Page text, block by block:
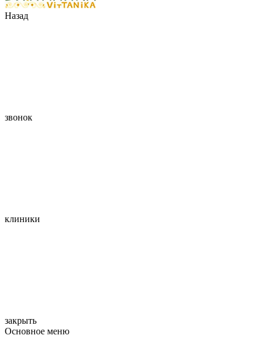
Назад
звонок
клиники
закрыть
Основное меню